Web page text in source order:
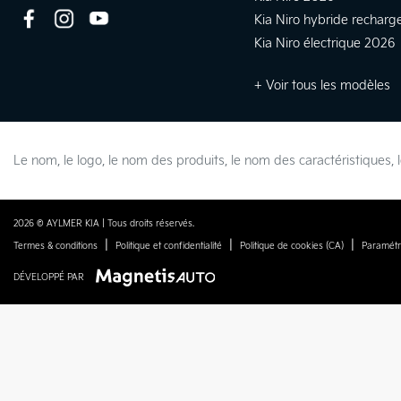
Kia Niro hybride
Kia Niro électrique 2026
+ Voir tous les modèles
Le nom, le logo, le nom des produits, le nom des
2026 © AYLMER KIA | Tous droits réservés.
Termes & conditions Politique et confidentialité Politique de cookies (CA)
DÉVELOPPÉ PAR